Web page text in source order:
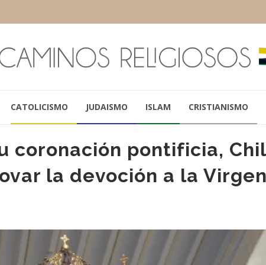
CATOLICISMO JUDAISMO ISLAM CRISTIANISMO
coronación pontificia,
la devoción a la